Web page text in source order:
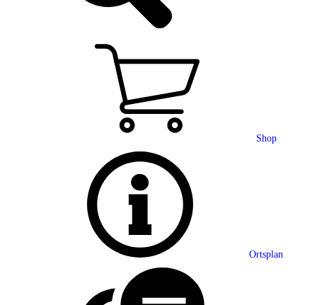
Shop
Ortsplan
Grußwort
Ortsplan
Partnerschaft
Statistik
Mitteilungsblatt